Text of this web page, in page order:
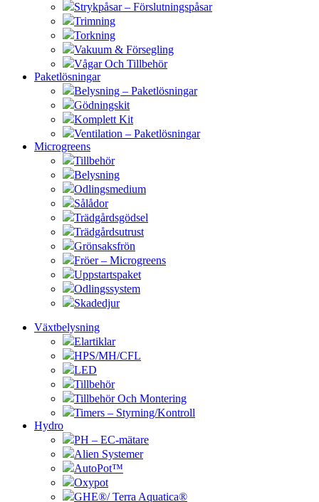
Strykpåsar – Förslutningspåsar
Trimning
Torkning
Vakuum & Försegling
Vågar Och Tillbehör
Paketlösningar
Belysning – Paketlösningar
Gödningskit
Komplett Kit
Ventilation – Paketlösningar
Microgreens
Tillbehör
Belysning
Odlingsmedium
Sålådor
Trädgårdsgödsel
Trädgårdsutrust
Grönsaksfrön
Fröer – Microgreens
Uppstartspaket
Odlingssystem
Skadedjur
Växtbelysning
Elartiklar
HPS/MH/CFL
LED
Tillbehör
Tillbehör Och Montering
Timers – Styrning/Kontroll
Hydro
PH – EC-mätare
Alien Systemer
AutoPot™
Oxypot
GHE®/ Terra Aquatica®